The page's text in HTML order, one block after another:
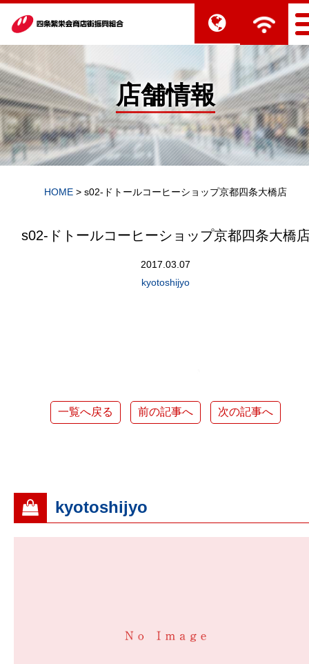
店舗情報
HOME > s02-ドトールコーヒーショップ京都四条大橋店
s02-ドトールコーヒーショップ京都四条大橋
2017.03.07
kyotoshijyo
一覧へ戻る 前の記事へ 次の記事へ
kyotoshijyo